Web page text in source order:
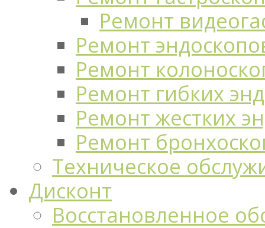
Ремонт
Ремонт
Ремонт
Ремонт гибких
Ремонт жестких
Ремонт
Техническое
Дисконт
Восстановленное